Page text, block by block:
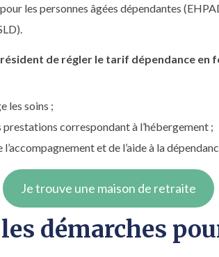
les personnes âgées dépendantes
de régler le tarif dépendance en
les soins ;
prestations correspondant à l’hébergement ;
et de l’aide à la
Je trouve une maison de retraite
démarches